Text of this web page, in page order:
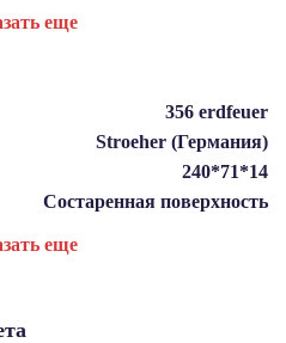
еще
356 erdfeuer
Stroeher (Германия)
240*71*14
Состаренная поверхность
еще